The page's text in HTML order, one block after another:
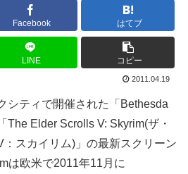
Facebook はてブ
LINE コピー
2011.04.19
シティで開催された「Bethesda
The Elder Scrolls V: Skyrim(ザ・
スカイリム)」の最新スクリーン
は欧米で2011年11月に